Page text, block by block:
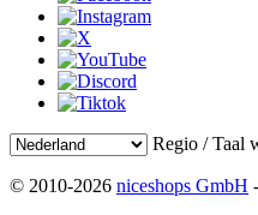
Regio / Taal
© 2010-2026 niceshops GmbH